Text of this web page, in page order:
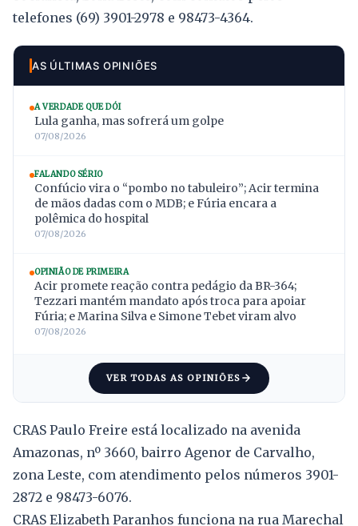
telefones (69) 3901-2978 e 98473-4364.
AS ÚLTIMAS OPINIÕES
A VERDADE QUE DÓI
Lula ganha, mas sofrerá um golpe
07/08/2026
FALANDO SÉRIO
Confúcio vira o “pombo no tabuleiro”; Acir termina
de mãos dadas com o MDB; e Fúria encara a
polêmica do hospital
07/08/2026
OPINIÃO DE PRIMEIRA
Acir promete reação contra pedágio da BR-364;
Tezzari mantém mandato após troca para apoiar
Fúria; e Marina Silva e Simone Tebet viram alvo
07/08/2026
VER TODAS AS OPINIÕES
CRAS Paulo Freire está localizado na avenida
Amazonas, nº 3660, bairro Agenor de Carvalho,
zona Leste, com atendimento pelos números 3901-
2872 e 98473-6076.
CRAS Elizabeth Paranhos funciona na rua Marechal